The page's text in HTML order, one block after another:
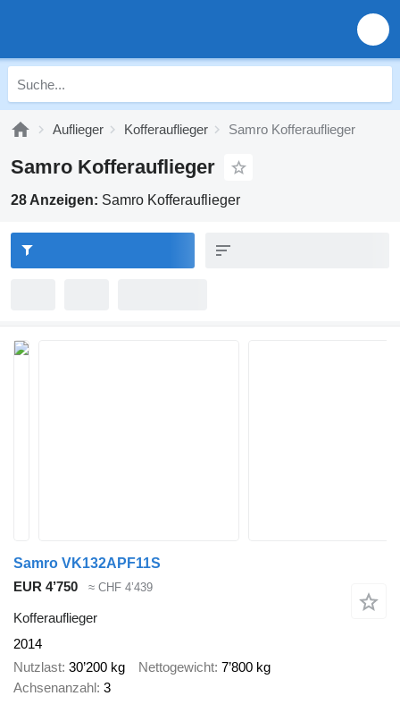
Auflieger Kofferauflieger Samro Kofferauflieger
Samro Kofferauflieger
28 Anzeigen: Samro Kofferauflieger
Samro VK132APF11S
EUR 4’750
≈ CHF 4’439
Kofferauflieger
2014
Nutzlast 30’200 kg Nettogewicht 7’800 kg
Achsenanzahl 3